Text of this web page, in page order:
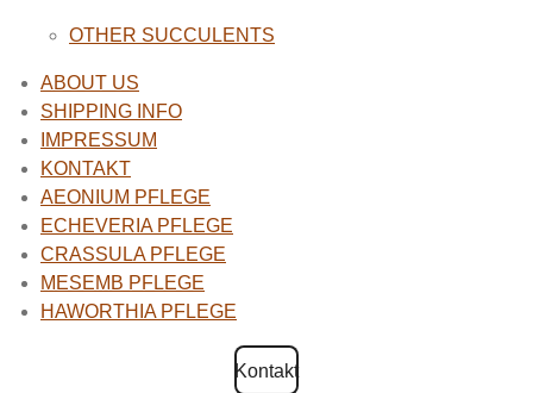
OTHER SUCCULENTS
ABOUT US
SHIPPING INFO
IMPRESSUM
KONTAKT
AEONIUM PFLEGE
ECHEVERIA PFLEGE
CRASSULA PFLEGE
MESEMB PFLEGE
HAWORTHIA PFLEGE
Kontakt